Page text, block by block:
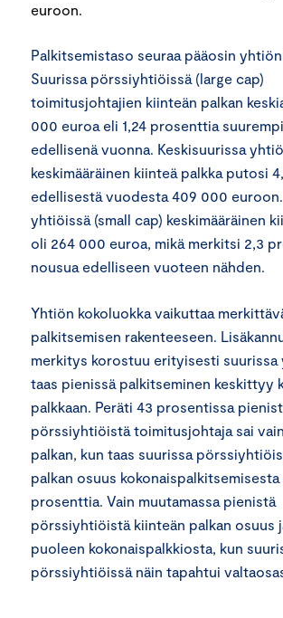
euroon.
Palkitsemistaso seuraa pääosin
Suurissa pörssiyhtiöissä (large cap)
toimitusjohtajien kiinteän palkan
000 euroa eli 1,24 prosenttia
edellisenä vuonna. Keskisuurissa
keskimääräinen kiinteä palkka putosi
edellisestä vuodesta 409 000
yhtiöissä (small cap) keskimääräinen
oli 264 000 euroa, mikä merkitsi 2,3
nousua edelliseen vuoteen nähden.
Yhtiön kokoluokka vaikuttaa
palkitsemisen rakenteeseen.
merkitys korostuu erityisesti suurissa
taas pienissä palkitseminen keskittyy
palkkaan. Peräti 43 prosentissa
pörssiyhtiöistä toimitusjohtaja sai
palkan, kun taas suurissa
palkan osuus kokonaispalkitsemisesta
prosenttia. Vain muutamassa pienistä
pörssiyhtiöistä kiinteän palkan osuus
puoleen kokonaispalkkiosta, kun
pörssiyhtiöissä näin tapahtui